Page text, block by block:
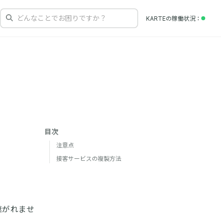
どんなことでお困りですか？ KARTEの稼働状況
れませ
目次
注意点
接客サービスの複製方法